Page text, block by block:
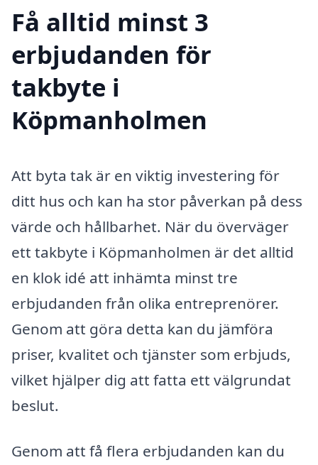
Få alltid minst 3
erbjudanden för
takbyte i
Köpmanholmen
Att byta tak är en viktig investering för
ditt hus och kan ha stor påverkan på dess
värde och hållbarhet. När du överväger
ett takbyte i Köpmanholmen är det alltid
en klok idé att inhämta minst tre
erbjudanden från olika entreprenörer.
Genom att göra detta kan du jämföra
priser, kvalitet och tjänster som erbjuds,
vilket hjälper dig att fatta ett välgrundat
beslut.
Genom att få flera erbjudanden kan du